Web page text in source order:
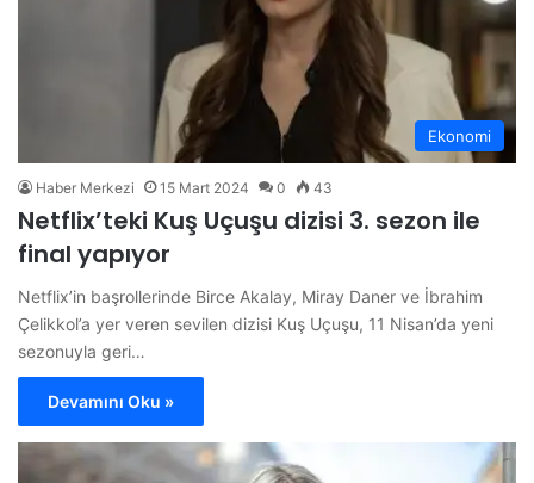
Ekonomi
Haber Merkezi 15 Mart 2024 0 43
Netflix’teki Kuş Uçuşu dizisi 3. sezon ile
final yapıyor
Netflix’in başrollerinde Birce Akalay, Miray Daner ve İbrahim
Çelikkol’a yer veren sevilen dizisi Kuş Uçuşu, 11 Nisan’da yeni
sezonuyla geri…
Devamını Oku »